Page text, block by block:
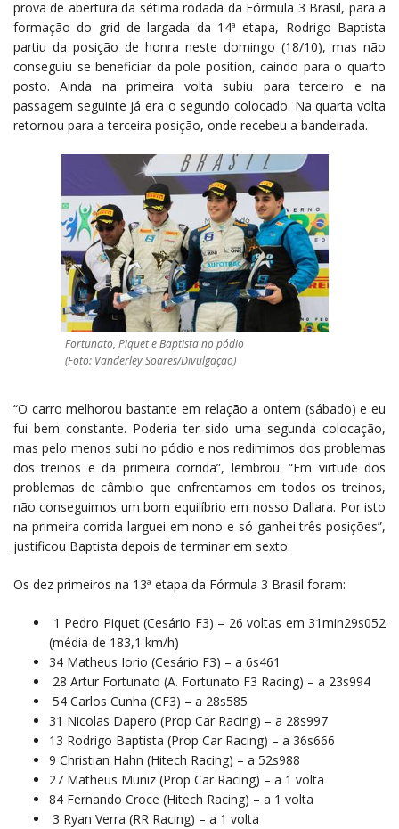
prova de abertura da sétima rodada da Fórmula 3 Brasil, para a
formação do grid de largada da 14ª etapa, Rodrigo Baptista
partiu da posição de honra neste domingo (18/10), mas não
conseguiu se beneficiar da pole position, caindo para o quarto
posto. Ainda na primeira volta subiu para terceiro e na
passagem seguinte já era o segundo colocado. Na quarta volta
retornou para a terceira posição, onde recebeu a bandeirada.
Fortunato, Piquet e Baptista no pódio
(Foto: Vanderley Soares/Divulgação)
“O carro melhorou bastante em relação a ontem (sábado) e eu
fui bem constante. Poderia ter sido uma segunda colocação,
mas pelo menos subi no pódio e nos redimimos dos problemas
dos treinos e da primeira corrida”, lembrou. “Em virtude dos
problemas de câmbio que enfrentamos em todos os treinos,
não conseguimos um bom equilíbrio em nosso Dallara. Por isto
na primeira corrida larguei em nono e só ganhei três posições”,
justificou Baptista depois de terminar em sexto.
Os dez primeiros na 13ª etapa da Fórmula 3 Brasil foram:
1 Pedro Piquet (Cesário F3) – 26 voltas em 31min29s052
(média de 183,1 km/h)
34 Matheus Iorio (Cesário F3) – a 6s461
28 Artur Fortunato (A. Fortunato F3 Racing) – a 23s994
54 Carlos Cunha (CF3) – a 28s585
31 Nicolas Dapero (Prop Car Racing) – a 28s997
13 Rodrigo Baptista (Prop Car Racing) – a 36s666
9 Christian Hahn (Hitech Racing) – a 52s988
27 Matheus Muniz (Prop Car Racing) – a 1 volta
84 Fernando Croce (Hitech Racing) – a 1 volta
3 Ryan Verra (RR Racing) – a 1 volta